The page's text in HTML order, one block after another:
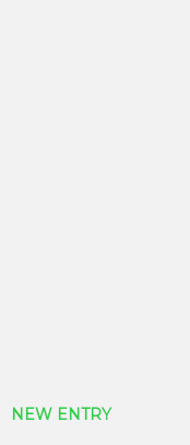
NEW ENTRY